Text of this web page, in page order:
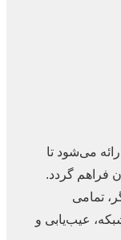
می‌شود تا
گردد.
عیب‌یابی و